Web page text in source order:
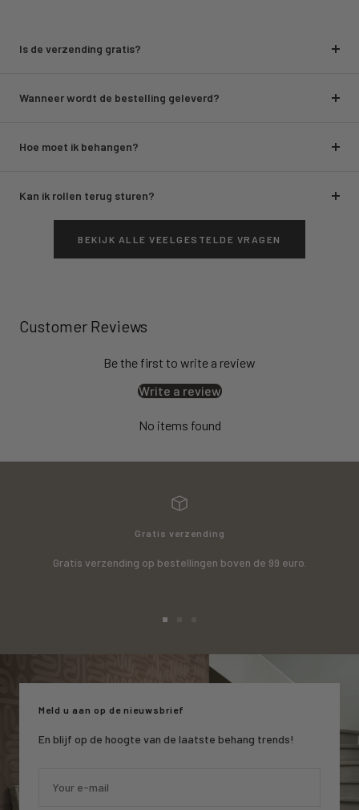
Is de verzending gratis?
Wanneer wordt de bestelling geleverd?
Hoe moet ik behangen?
Kan ik rollen terug sturen?
BEKIJK ALLE VEELGESTELDE VRAGEN
Customer Reviews
Be the first to write a review
Write a review
No items found
Gratis verzending
Gratis verzending op bestellingen boven de 99 euro.
1
2
slide
3
Meld u aan op de nieuwsbrief
En blijf op de hoogte van de laatste behang trends!
Your e-mail